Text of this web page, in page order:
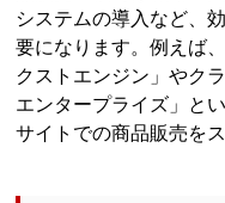
システムの導入など、
要になります。例えば
クストエンジン」やク
エンタープライズ」と
サイトでの商品販売を